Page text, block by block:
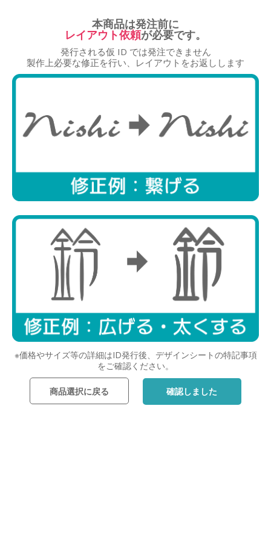
商品選択 レイアウト 文字入力 調整・確認 ID発行
レイアウト選択
本商品は発注前に
レイアウト依頼が必要です。
発行される仮 ID では発注できません
製作上必要な修正を行い、レイアウトをお返しします
※価格やサイズ等の詳細はID発行後、デザインシートの特記事項
をご確認ください。
商品選択に戻る 確認しました